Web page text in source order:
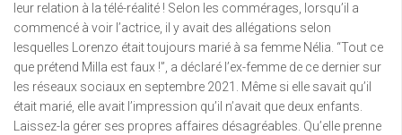
leur relation à la télé-réalité ! Selon les commérages, lorsqu’il a
commencé à voir l’actrice, il y avait des allégations selon
lesquelles Lorenzo était toujours marié à sa femme Nélia. “Tout ce
que prétend Milla est faux !”, a déclaré l’ex-femme de ce dernier sur
les réseaux sociaux en septembre 2021. Même si elle savait qu’il
était marié, elle avait l’impression qu’il n’avait que deux enfants.
Laissez-la gérer ses propres affaires désagréables. Qu’elle prenne